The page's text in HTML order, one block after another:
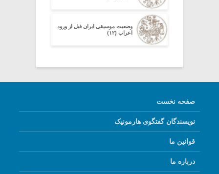
وضعیت موسیقی ایران قبل از ورود
اعراب (۱۲)
صفحه نخست
نویسندگان گفتگوی هارمونیک
قوانین ما
درباره ما